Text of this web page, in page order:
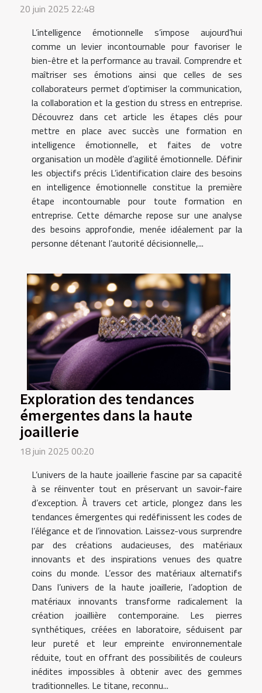
20 juin 2025 22:48
L’intelligence émotionnelle s’impose aujourd’hui
comme un levier incontournable pour favoriser le
bien-être et la performance au travail. Comprendre et
maîtriser ses émotions ainsi que celles de ses
collaborateurs permet d’optimiser la communication,
la collaboration et la gestion du stress en entreprise.
Découvrez dans cet article les étapes clés pour
mettre en place avec succès une formation en
intelligence émotionnelle, et faites de votre
organisation un modèle d’agilité émotionnelle. Définir
les objectifs précis L’identification claire des besoins
en intelligence émotionnelle constitue la première
étape incontournable pour toute formation en
entreprise. Cette démarche repose sur une analyse
des besoins approfondie, menée idéalement par la
personne détenant l’autorité décisionnelle,...
Exploration des tendances
émergentes dans la haute
joaillerie
18 juin 2025 00:20
L’univers de la haute joaillerie fascine par sa capacité
à se réinventer tout en préservant un savoir-faire
d’exception. À travers cet article, plongez dans les
tendances émergentes qui redéfinissent les codes de
l’élégance et de l’innovation. Laissez-vous surprendre
par des créations audacieuses, des matériaux
innovants et des inspirations venues des quatre
coins du monde. L’essor des matériaux alternatifs
Dans l’univers de la haute joaillerie, l’adoption de
matériaux innovants transforme radicalement la
création joaillière contemporaine. Les pierres
synthétiques, créées en laboratoire, séduisent par
leur pureté et leur empreinte environnementale
réduite, tout en offrant des possibilités de couleurs
inédites impossibles à obtenir avec des gemmes
traditionnelles. Le titane, reconnu...